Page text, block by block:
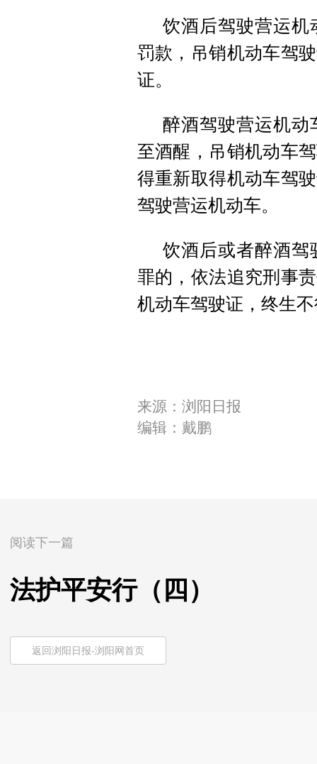
饮酒后驾驶营运机
罚款，吊销机动车驾
证。
醉酒驾驶营运机动
至酒醒，吊销机动车
得重新取得机动车驾
驾驶营运机动车。
饮酒后或者醉酒驾
罪的，依法追究刑事
机动车驾驶证，终生
来源：浏阳日报
编辑：戴鹏
阅读下一篇
法护平安行（四）
返回浏阳日报-浏阳网首页